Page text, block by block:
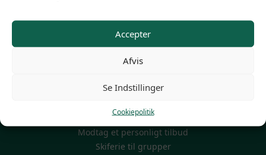
Accepter
Afvis
Se Indstillinger
Cookiepolitik
Familieskiferie
Mini Skiferie 3-4-5 dage
Modtag et personligt tilbud
Skiferie til grupper